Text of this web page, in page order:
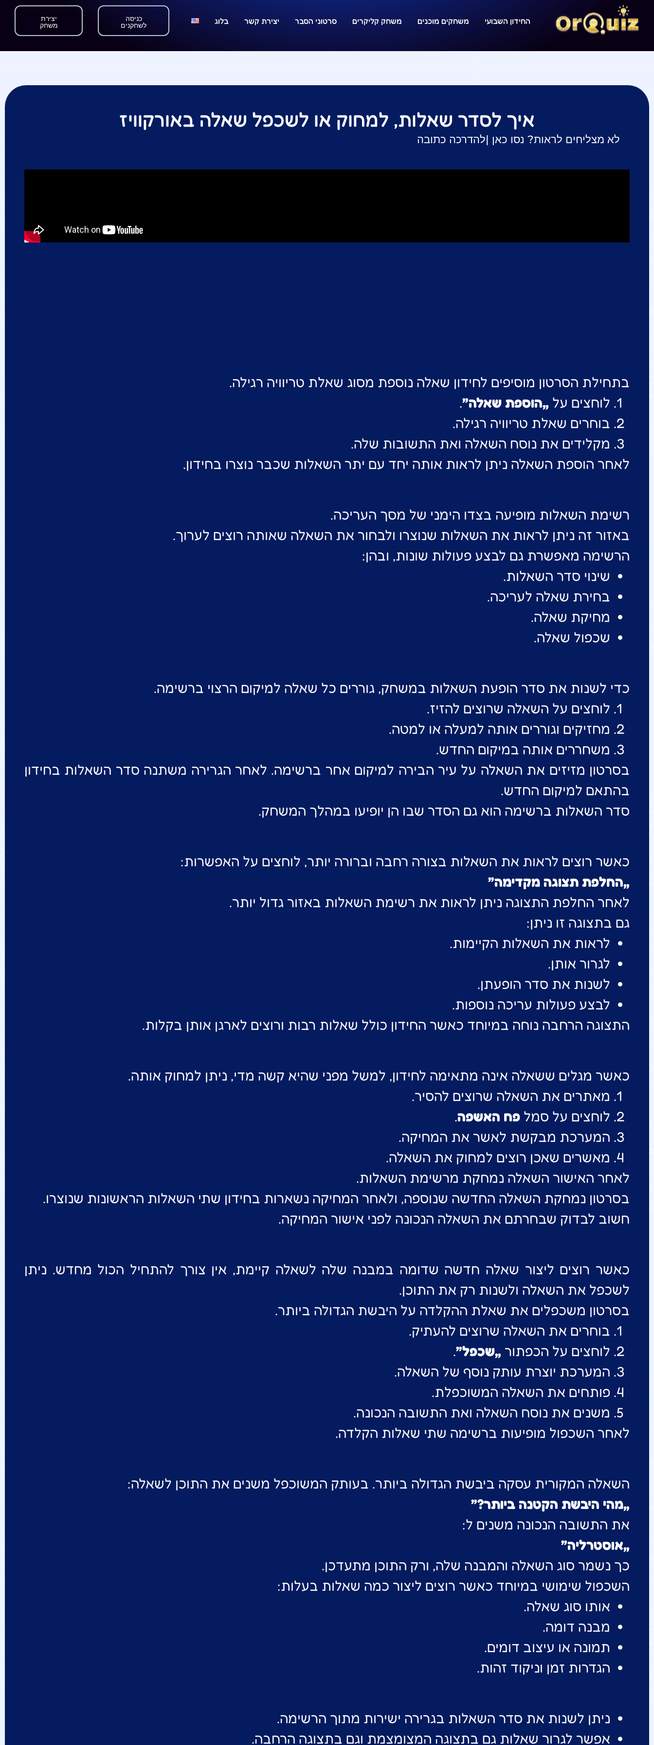
החידון השבועי משחקים מוכנים משחק קליקרים סרטוני הסבר יצירת קשר בלוג כניסה
לשחקנים
יצירת
משחק
איך לסדר שאלות, למחוק או לשכפל שאלה באורקוויז
לא מצליחים לראות? נסו כאן |להדרכה כתובה
בתחילת הסרטון מוסיפים לחידון שאלה נוספת מסוג שאלת טריוויה רגילה.
לוחצים על „הוספת שאלה”.
בוחרים שאלת טריוויה רגילה.
מקלידים את נוסח השאלה ואת התשובות שלה.
לאחר הוספת השאלה ניתן לראות אותה יחד עם יתר השאלות שכבר נוצרו בחידון.
רשימת השאלות מופיעה בצדו הימני של מסך העריכה.
באזור זה ניתן לראות את השאלות שנוצרו ולבחור את השאלה שאותה רוצים לערוך.
הרשימה מאפשרת גם לבצע פעולות שונות, ובהן:
שינוי סדר השאלות.
בחירת שאלה לעריכה.
מחיקת שאלה.
שכפול שאלה.
כדי לשנות את סדר הופעת השאלות במשחק, גוררים כל שאלה למיקום הרצוי ברשימה.
לוחצים על השאלה שרוצים להזיז.
מחזיקים וגוררים אותה למעלה או למטה.
משחררים אותה במיקום החדש.
בסרטון מזיזים את השאלה על עיר הבירה למיקום אחר ברשימה. לאחר הגרירה משתנה סדר השאלות בחידון
בהתאם למיקום החדש.
סדר השאלות ברשימה הוא גם הסדר שבו הן יופיעו במהלך המשחק.
כאשר רוצים לראות את השאלות בצורה רחבה וברורה יותר, לוחצים על האפשרות:
„החלפת תצוגה מקדימה”
לאחר החלפת התצוגה ניתן לראות את רשימת השאלות באזור גדול יותר.
גם בתצוגה זו ניתן:
לראות את השאלות הקיימות.
לגרור אותן.
לשנות את סדר הופעתן.
לבצע פעולות עריכה נוספות.
התצוגה הרחבה נוחה במיוחד כאשר החידון כולל שאלות רבות ורוצים לארגן אותן בקלות.
כאשר מגלים ששאלה אינה מתאימה לחידון, למשל מפני שהיא קשה מדי, ניתן למחוק אותה.
מאתרים את השאלה שרוצים להסיר.
לוחצים על סמל פח האשפה.
המערכת מבקשת לאשר את המחיקה.
מאשרים שאכן רוצים למחוק את השאלה.
לאחר האישור השאלה נמחקת מרשימת השאלות.
בסרטון נמחקת השאלה החדשה שנוספה, ולאחר המחיקה נשארות בחידון שתי השאלות הראשונות שנוצרו.
חשוב לבדוק שבחרתם את השאלה הנכונה לפני אישור המחיקה.
כאשר רוצים ליצור שאלה חדשה שדומה במבנה שלה לשאלה קיימת, אין צורך להתחיל הכול מחדש. ניתן
לשכפל את השאלה ולשנות רק את התוכן.
בסרטון משכפלים את שאלת ההקלדה על היבשת הגדולה ביותר.
בוחרים את השאלה שרוצים להעתיק.
לוחצים על הכפתור „שכפל”.
המערכת יוצרת עותק נוסף של השאלה.
פותחים את השאלה המשוכפלת.
משנים את נוסח השאלה ואת התשובה הנכונה.
לאחר השכפול מופיעות ברשימה שתי שאלות הקלדה.
השאלה המקורית עסקה ביבשת הגדולה ביותר. בעותק המשוכפל משנים את התוכן לשאלה:
„מהי היבשת הקטנה ביותר?”
את התשובה הנכונה משנים ל:
„אוסטרליה”
כך נשמר סוג השאלה והמבנה שלה, ורק התוכן מתעדכן.
השכפול שימושי במיוחד כאשר רוצים ליצור כמה שאלות בעלות:
אותו סוג שאלה.
מבנה דומה.
תמונה או עיצוב דומים.
הגדרות זמן וניקוד זהות.
ניתן לשנות את סדר השאלות בגרירה ישירות מתוך הרשימה.
אפשר לגרור שאלות גם בתצוגה המצומצמת וגם בתצוגה הרחבה.